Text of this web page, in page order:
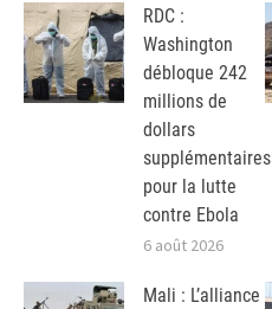
RDC :
Washington
débloque 242
millions de
dollars
supplémentaires
pour la lutte
contre Ebola
6 août 2026
Mali : L’alliance